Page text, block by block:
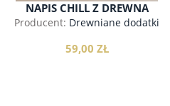
NAPIS CHILL Z DREWNA
Producent: Drewniane dodatki
59,00 ZŁ